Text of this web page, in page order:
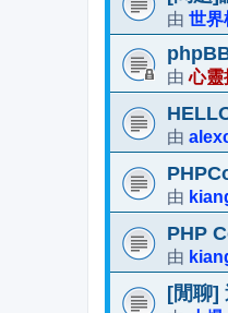
由 世界
由心靈
由
由
PHP
由
[閒聊]